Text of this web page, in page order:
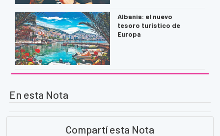
Albania: el nuevo
tesoro turístico de
Europa
En esta Nota
Compartí esta Nota